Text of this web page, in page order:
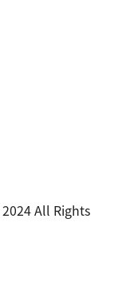
All Rights